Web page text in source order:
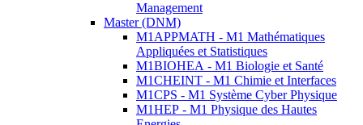
Management
Master (DNM)
M1APPMATH - M1 Mathématiques
Appliquées et Statistiques
M1BIOHEA - M1 Biologie et Santé
M1CHEINT - M1 Chimie et Interfaces
M1CPS - M1 Système Cyber Physique
M1HEP - M1 Physique des Hautes